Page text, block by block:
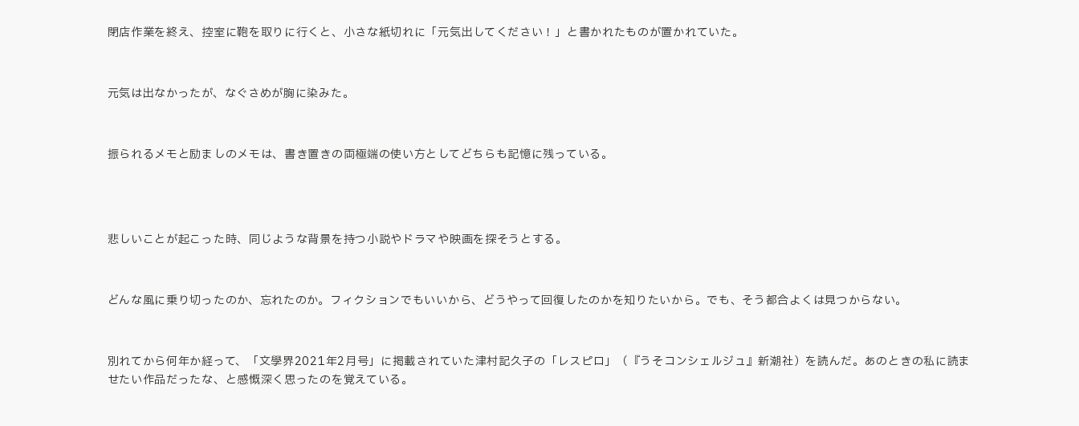
閉店作業を終え、控室に鞄を取りに行くと、小さな紙切れに「元気出してください！」と書かれたものが置かれていた。
元気は出なかったが、なぐさめが胸に染みた。
振られるメモと励ましのメモは、書き置きの両極端の使い方としてどちらも記憶に残っている。
悲しいことが起こった時、同じような背景を持つ小説やドラマや映画を探そうとする。
どんな風に乗り切ったのか、忘れたのか。フィクションでもいいから、どうやって回復したのかを知りたいから。でも、そう都合よくは見つからない。
別れてから何年か経って、「文學界2021年2月号」に掲載されていた津村記久子の「レスピロ」（『うそコンシェルジュ』新潮社）を読んだ。あのときの私に読ま
せたい作品だったな、と感慨深く思ったのを覚えている。